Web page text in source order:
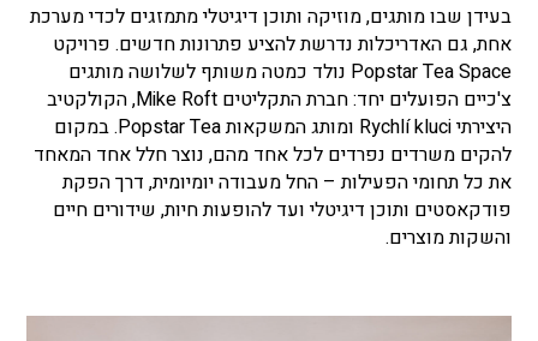
בעידן שבו מותגים, מוזיקה ותוכן דיגיטלי מתמזגים לכדי מערכת
אחת, גם האדריכלות נדרשת להציע פתרונות חדשים. פרויקט
Popstar Tea Space נולד כמטה משותף לשלושה מותגים
צ'כיים הפועלים יחד: חברת התקליטים Mike Roft, הקולקטיב
היצירתי Rychlí kluci ומותג המשקאות Popstar Tea. במקום
להקים משרדים נפרדים לכל אחד מהם, נוצר חלל אחד המאחד
את כל תחומי הפעילות – החל מעבודה יומיומית, דרך הפקת
פודקאסטים ותוכן דיגיטלי ועד להופעות חיות, שידורים חיים
והשקות מוצרים.